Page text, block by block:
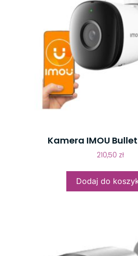
Kamera IMOU
210,50 zł
Dodaj do